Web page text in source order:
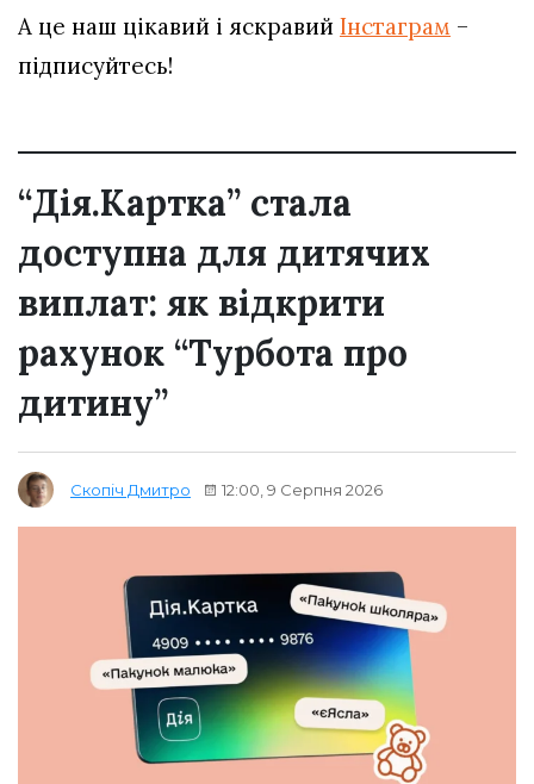
А це наш цікавий і яскравий Інстаграм –
підписуйтесь!
“Дія.Картка” стала
доступна для дитячих
виплат: як відкрити
рахунок “Турбота про
дитину”
Скопіч Дмитро 12:00, 9 Серпня 2026